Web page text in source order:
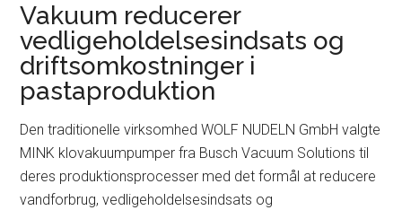
Vakuum reducerer
vedligeholdelsesindsats og
driftsomkostninger i
pastaproduktion
Den traditionelle virksomhed WOLF NUDELN GmbH valgte
MINK klovakuumpumper fra Busch Vacuum Solutions til
deres produktionsprocesser med det formål at reducere
vandforbrug, vedligeholdelsesindsats og